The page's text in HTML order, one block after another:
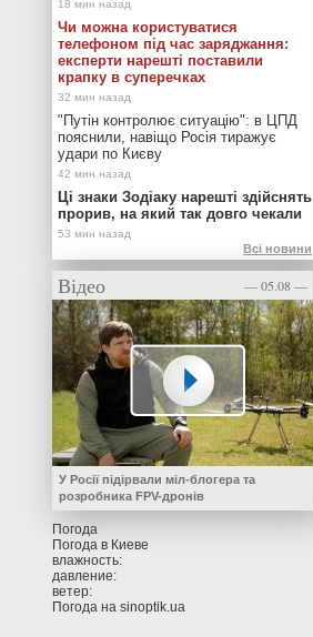
Чи можна користуватися
телефоном під час заряджання:
експерти нарешті поставили
крапку в суперечках
"Путін контролює ситуацію": в ЦПД
пояснили, навіщо Росія тиражує
удари по Києву
Ці знаки Зодіаку нарешті здійснять
прорив, на який так довго чекали
Всі новини
Відео — 05.08 —
У Росії підірвали міл-блогера та
розробника FPV-дронів
Погода
Погода в Киеве
влажность:
давление:
ветер:
Погода на sinoptik.ua